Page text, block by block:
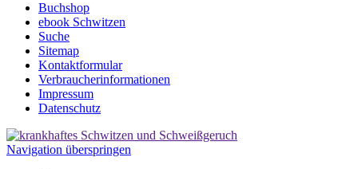
Buchshop
ebook Schwitzen
Suche
Sitemap
Kontaktformular
Verbraucherinformationen
Impressum
Datenschutz
Navigation überspringen